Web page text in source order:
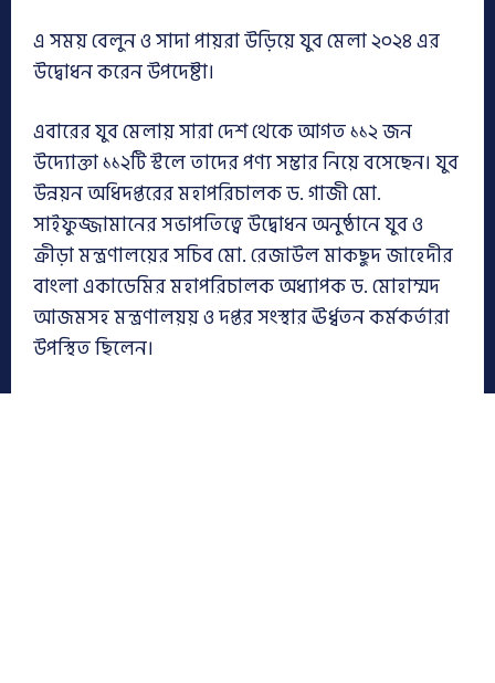
এ সময় বেলুন ও সাদা পায়রা উড়িয়ে যুব মেলা ২০২৪ এর
উদ্বোধন করেন উপদেষ্টা।
এবারের যুব মেলায় সারা দেশ থেকে আগত ১১২ জন
উদ্যোক্তা ১১২টি স্টলে তাদের পণ্য সম্ভার নিয়ে বসেছেন। যুব
উন্নয়ন অধিদপ্তরের মহাপরিচালক ড. গাজী মো.
সাইফুজ্জামানের সভাপতিত্বে উদ্বোধন অনুষ্ঠানে যুব ও
ক্রীড়া মন্ত্রণালয়ের সচিব মো. রেজাউল মাকছুদ জাহেদীর
বাংলা একাডেমির মহাপরিচালক অধ্যাপক ড. মোহাম্মদ
আজমসহ মন্ত্রণালয়য় ও দপ্তর সংস্থার ঊর্ধ্বতন কর্মকর্তারা
উপস্থিত ছিলেন।